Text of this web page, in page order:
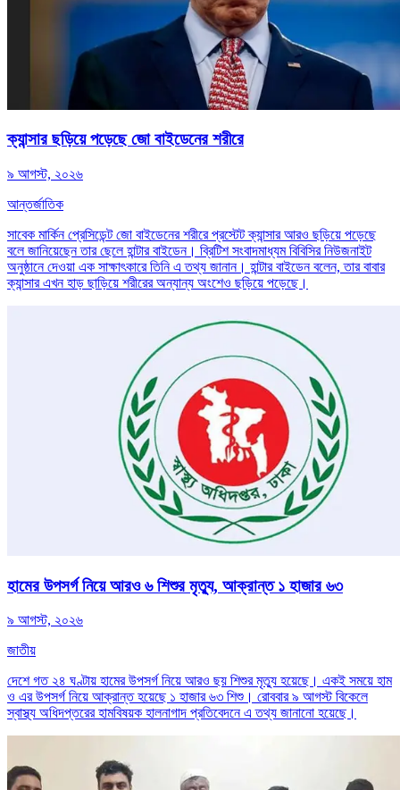
ক্যান্সার ছড়িয়ে পড়েছে জো বাইডেনের শরীরে
৯ আগস্ট, ২০২৬
আন্তর্জাতিক
সাবেক মার্কিন প্রেসিডেন্ট জো বাইডেনের শরীরে প্রস্টেট ক্যান্সার আরও ছড়িয়ে পড়েছে
বলে জানিয়েছেন তার ছেলে হান্টার বাইডেন। ব্রিটিশ সংবাদমাধ্যম বিবিসির নিউজনাইট
অনুষ্ঠানে দেওয়া এক সাক্ষাৎকারে তিনি এ তথ্য জানান। হান্টার বাইডেন বলেন, তার বাবার
ক্যান্সার এখন হাড় ছাড়িয়ে শরীরের অন্যান্য অংশেও ছড়িয়ে পড়েছে।
হামের উপসর্গ নিয়ে আরও ৬ শিশুর মৃত্যু, আক্রান্ত ১ হাজার ৬৩
৯ আগস্ট, ২০২৬
জাতীয়
দেশে গত ২৪ ঘণ্টায় হামের উপসর্গ নিয়ে আরও ছয় শিশুর মৃত্যু হয়েছে। একই সময়ে হাম
ও এর উপসর্গ নিয়ে আক্রান্ত হয়েছে ১ হাজার ৬৩ শিশু। রোববার ৯ আগস্ট বিকেলে
স্বাস্থ্য অধিদপ্তরের হামবিষয়ক হালনাগাদ প্রতিবেদনে এ তথ্য জানানো হয়েছে।